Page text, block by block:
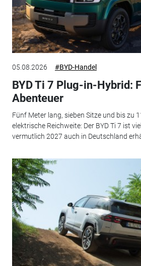
05.08.2026 #BYD-Handel
BYD Ti 7 Plug-in-Hybrid:
Abenteuer
Fünf Meter lang, sieben Sitze und bis zu
elektrische Reichweite: Der BYD Ti 7 ist
vermutlich 2027 auch in Deutschland